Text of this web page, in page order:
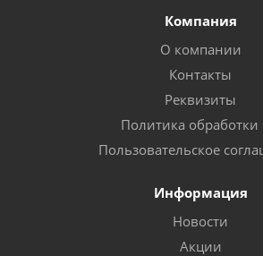
Компания
О компании
Контакты
Реквизиты
Политика
Пользовательское
Информация
Новости
Акции